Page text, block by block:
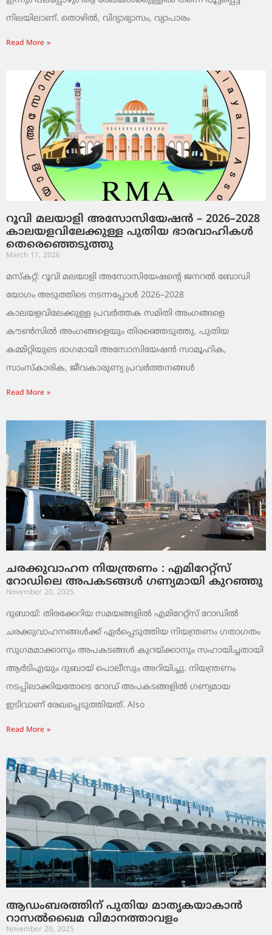
നിലയിലാണ്. തൊഴിൽ, വിദ്യാഭ്യാസം, വ്യാപാരം
Read More »
റൂവി മലയാളി അസോസിയേഷൻ – 2026–2028
കാലയളവിലേക്കുള്ള പുതിയ ഭാരവാഹികൾ
തെരെഞ്ഞെടുത്തു
March 11, 2026
മസ്കറ്റ്: റൂവി മലയാളി അസോസിയേഷന്റെ ജനറൽ ബോഡി
യോഗം അടുത്തിടെ നടന്നപ്പോൾ 2026–2028
കാലയളവിലേക്കുള്ള പ്രവർത്തക സമിതി അംഗങ്ങളെ
കൗൺസിൽ അംഗങ്ങളെയും തിരഞ്ഞെടുത്തു. പുതിയ
കമ്മിറ്റിയുടെ ഭാഗമായി അസോസിയേഷൻ സാമൂഹിക,
സാംസ്‌കാരിക, ജീവകാരുണ്യ പ്രവർത്തനങ്ങൾ
Read More »
ചരക്കുവാഹന നിയന്ത്രണം : എമിറേറ്റ്സ്
റോഡിലെ അപകടങ്ങൾ ഗണ്യമായി കുറഞ്ഞു
November 20, 2025
ദുബായ്: തിരക്കേറിയ സമയങ്ങളിൽ എമിറേറ്റ്സ് റോഡിൽ
ചരക്കുവാഹനങ്ങൾക്ക് ഏർപ്പെടുത്തിയ നിയന്ത്രണം ഗതാഗതം
സുഗമമാക്കാനും അപകടങ്ങൾ കുറയ്ക്കാനും സഹായിച്ചതായി
ആർടിഎയും ദുബായ് പൊലീസും അറിയിച്ചു. നിയന്ത്രണം
നടപ്പിലാക്കിയതോടെ റോഡ് അപകടങ്ങളിൽ ഗണ്യമായ
ഇടിവാണ് രേഖപ്പെടുത്തിയത്. Also
Read More »
ആഡംബരത്തിന് പുതിയ മാതൃകയാകാൻ
റാസൽഖൈമ വിമാനത്താവളം
November 20, 2025